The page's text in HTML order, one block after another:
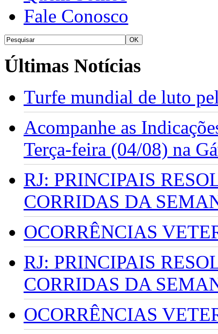
Fale Conosco
Últimas Notícias
Turfe mundial de luto
Acompanhe as
Terça-feira (04/08) na
RJ: PRINCIPAIS
CORRIDAS DA
OCORRÊNCIAS
RJ: PRINCIPAIS
CORRIDAS DA
OCORRÊNCIAS